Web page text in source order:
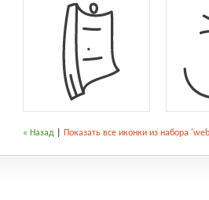
« Назад Показать все иконки из набора